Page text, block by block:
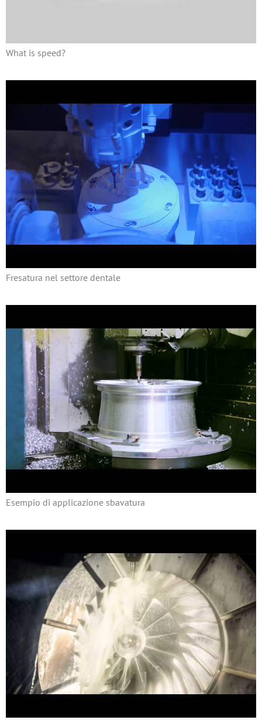
What is speed?
Fresatura nel settore dentale
Esempio di applicazione sbavatura